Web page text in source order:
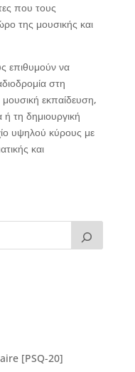
που τους
της μουσικής και
επιθυμούν να
στη
εκπαίδευση,
ή τη δημιουργική
υψηλού κύρους με
και
[PSQ-20]